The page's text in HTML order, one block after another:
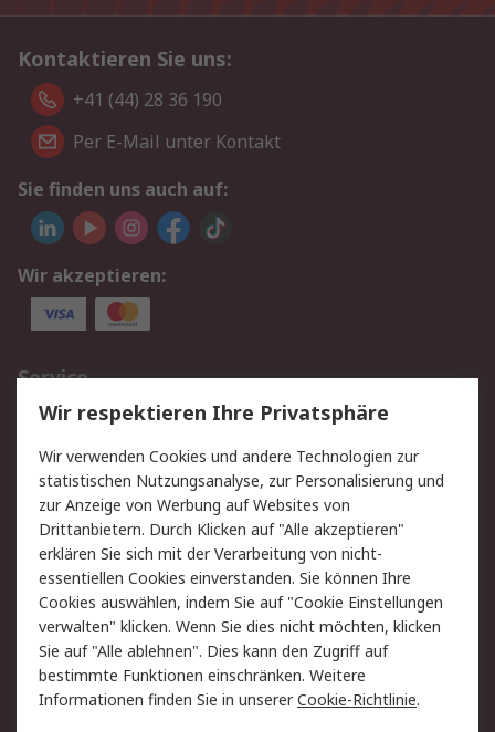
Kontaktieren Sie uns:
+41 (44) 28 36 190
Per E-Mail unter Kontakt
Sie finden uns auch auf:
Wir akzeptieren:
Service
Value Added Services
Lieferlösungen
Rücksendungen
Kontakt
Hilfe
Rechtliches
AGB
Datenschutz
Cookie-Richtlinie
Zahlungsbedingungen
Copyright/Impressum
Über RS
Wir respektieren Ihre Privatsphäre
Wir verwenden Cookies und andere Technologien zur
statistischen Nutzungsanalyse, zur Personalisierung und
zur Anzeige von Werbung auf Websites von
Drittanbietern. Durch Klicken auf "Alle akzeptieren"
erklären Sie sich mit der Verarbeitung von nicht-
essentiellen Cookies einverstanden. Sie können Ihre
Cookies auswählen, indem Sie auf "Cookie Einstellungen
verwalten" klicken. Wenn Sie dies nicht möchten, klicken
Sie auf "Alle ablehnen". Dies kann den Zugriff auf
bestimmte Funktionen einschränken. Weitere
Informationen finden Sie in unsererCookie-Richtlinie.